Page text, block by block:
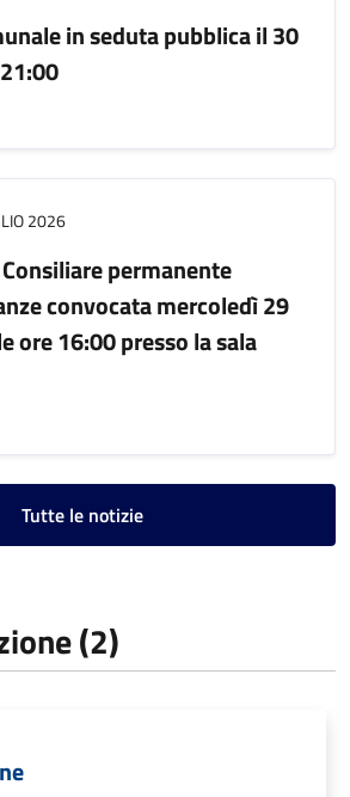
in seduta pubblica il 30
2026
permanente
convocata mercoledì 29
ore 16:00 presso la sala
Tutte le notizie
(2)